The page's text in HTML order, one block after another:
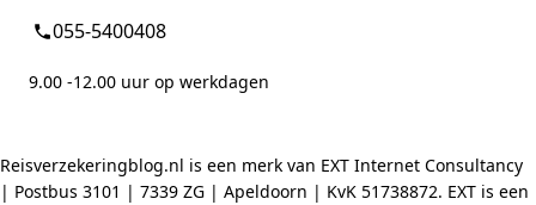
055-5400408
9.00 -12.00 uur op werkdagen
Reisverzekeringblog.nl is een merk van EXT Internet Consultancy
| Postbus 3101 | 7339 ZG | Apeldoorn | KvK 51738872. EXT is een